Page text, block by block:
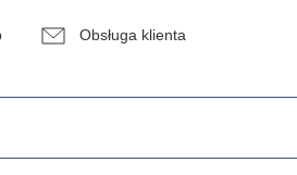
Obsługa klienta